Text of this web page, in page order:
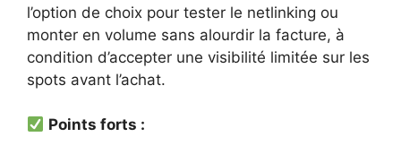
l’option de choix pour tester le netlinking ou
monter en volume sans alourdir la facture, à
condition d’accepter une visibilité limitée sur les
spots avant l’achat.
Points forts :